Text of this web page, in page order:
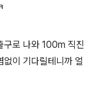
구로 나와 100m 직진
이 기다릴테니까 얼